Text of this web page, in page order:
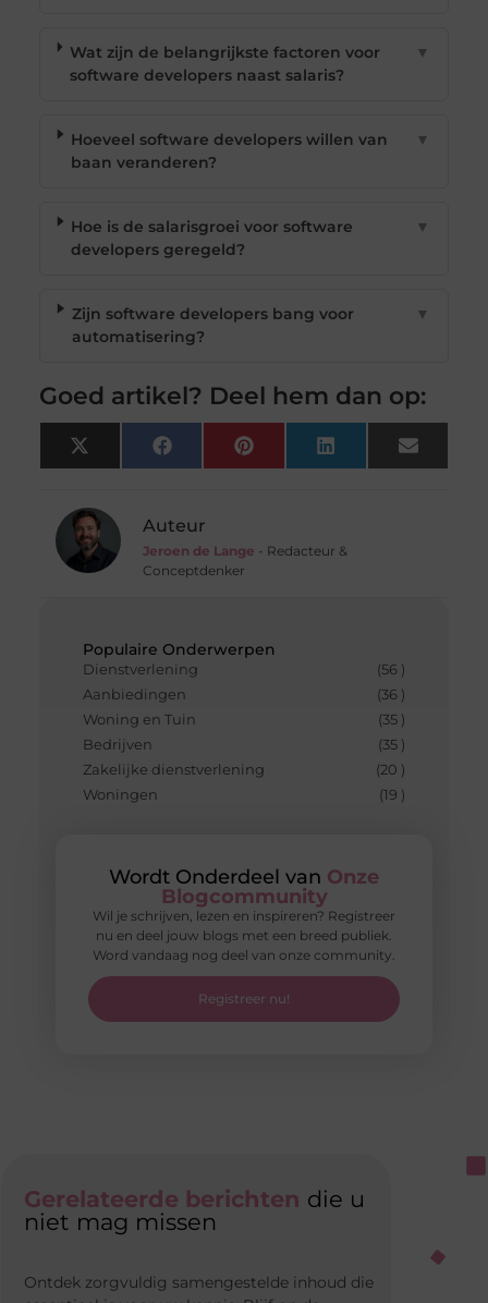
Populaire Onderwerpen
Dienstverlening
(56 )
Aanbiedingen
(36 )
Woning en Tuin
(35 )
Bedrijven
(35 )
Zakelijke dienstverlening
(20 )
Woningen
(19 )
Wordt Onderdeel van Onze
Blogcommunity
Wil je schrijven, lezen en inspireren? Registreer
nu en deel jouw blogs met een breed publiek.
Word vandaag nog deel van onze community.
Registreer nu!
Wat zijn de belangrijkste factoren voor
software developers naast salaris?
▼
Hoeveel software developers willen van
baan veranderen?
▼
Hoe is de salarisgroei voor software
developers geregeld?
▼
Zijn software developers bang voor
automatisering?
▼
Goed artikel? Deel hem dan op:
X
(Twitter)
FacebookPinterest LinkedIn Email
Auteur
Jeroen de Lange - Redacteur &
Conceptdenker
Gerelateerde berichten die u
niet mag missen
Ontdek zorgvuldig samengestelde inhoud die